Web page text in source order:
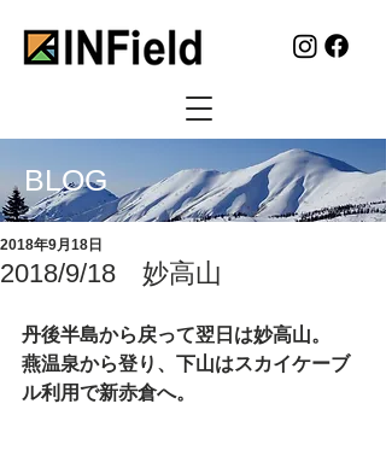
BLOG
2018/9/18 妙高山
2018年9月18日
丹後半島から戻って翌日は妙高山。
燕温泉から登り、下山はスカイケーブ
ル利用で新赤倉へ。